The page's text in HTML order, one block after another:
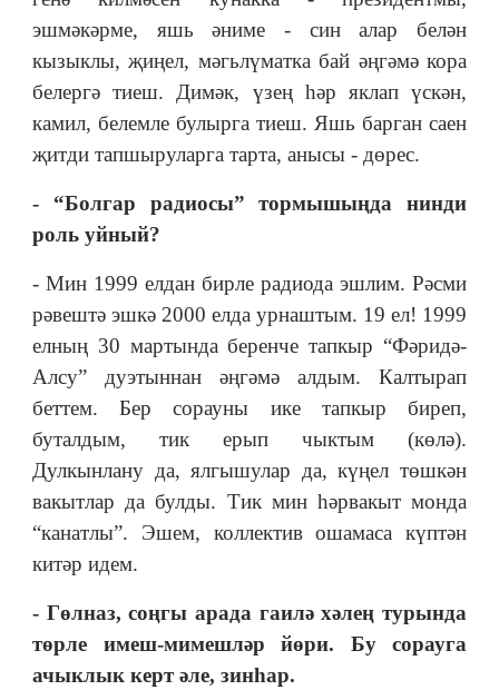
эшмәкәрме, яшь әниме - син алар белән
кызыклы, җиңел, мәгьлүматка бай әңгәмә кора
белергә тиеш. Димәк, үзең һәр яклап үскән,
камил, белемле булырга тиеш. Яшь барган саен
җитди тапшыруларга тарта, анысы - дөрес.
- “Болгар радиосы” тормышыңда нинди
роль уйный?
- Мин 1999 елдан бирле радиода эшлим. Рәсми
рәвештә эшкә 2000 елда урнаштым. 19 ел! 1999
елның 30 мартында беренче тапкыр “Фәридә-
Алсу” дуэтыннан әңгәмә алдым. Калтырап
беттем. Бер сорауны ике тапкыр биреп,
буталдым, тик ерып чыктым (көлә).
Дулкынлану да, ялгышулар да, күңел төшкән
вакытлар да булды. Тик мин һәрвакыт монда
“канатлы”. Эшем, коллектив ошамаса күптән
китәр идем.
- Гөлназ, соңгы арада гаилә хәлең турында
төрле имеш-мимешләр йөри. Бу сорауга
ачыклык керт әле, зинһар.